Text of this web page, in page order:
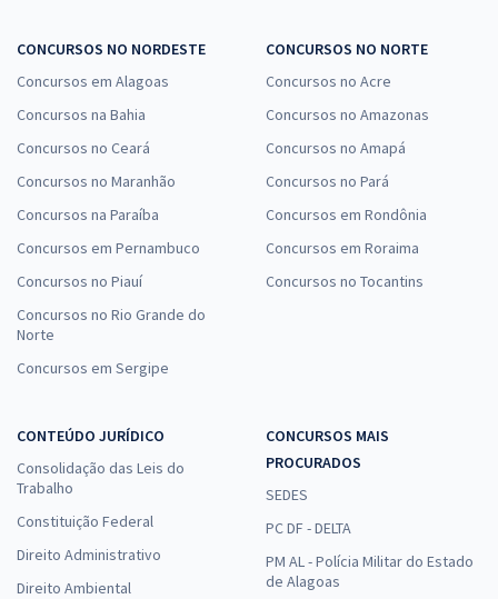
CONCURSOS NO NORDESTE
Concursos em Alagoas
Concursos na Bahia
Concursos no Ceará
Concursos no Maranhão
Concursos na Paraíba
Concursos em Pernambuco
Concursos no Piauí
Concursos no Rio Grande do
Norte
Concursos em Sergipe
CONCURSOS NO NORTE
Concursos no Acre
Concursos no Amazonas
Concursos no Amapá
Concursos no Pará
Concursos em Rondônia
Concursos em Roraima
Concursos no Tocantins
CONTEÚDO JURÍDICO
Consolidação das Leis do
Trabalho
Constituição Federal
Direito Administrativo
Direito Ambiental
CONCURSOS MAIS
PROCURADOS
SEDES
PC DF - DELTA
PM AL - Polícia Militar do Estado
de Alagoas